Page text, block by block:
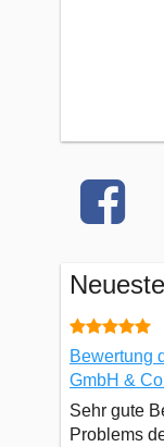
Bewertung
GmbH &
Sehr gute
Problems